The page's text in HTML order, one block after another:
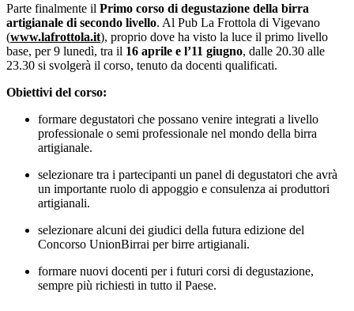
Parte finalmente il Primo corso di degustazione della birra
artigianale di secondo livello. Al Pub La Frottola di Vigevano
(www.lafrottola.it), proprio dove ha visto la luce il primo livello
base, per 9 lunedì, tra il 16 aprile e l’11 giugno, dalle 20.30 alle
23.30 si svolgerà il corso, tenuto da docenti qualificati.
Obiettivi del corso:
formare degustatori che possano venire integrati a livello
professionale o semi professionale nel mondo della birra
artigianale.
selezionare tra i partecipanti un panel di degustatori che avrà
un importante ruolo di appoggio e consulenza ai produttori
artigianali.
selezionare alcuni dei giudici della futura edizione del
Concorso UnionBirrai per birre artigianali.
formare nuovi docenti per i futuri corsi di degustazione,
sempre più richiesti in tutto il Paese.